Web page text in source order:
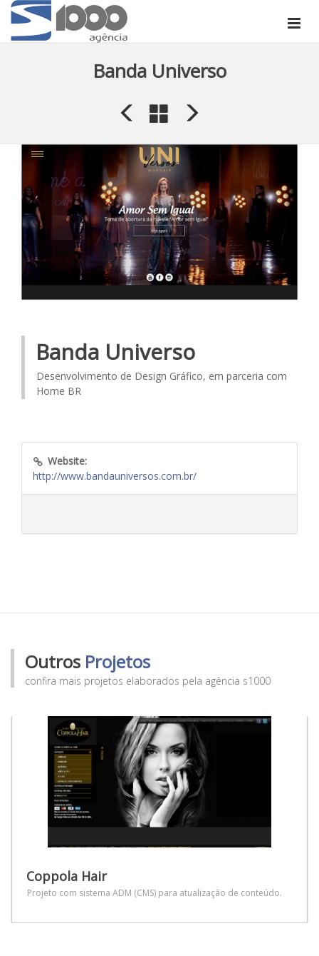
Banda Universo
Banda Universo
Desenvolvimento de Design Gráfico, em parceria com
Home BR
Website:
http://www.bandauniversos.com.br/
Outros Projetos
confira mais projetos elaborados pela agência s1000
Coppola Hair
Projeto com sistema ADM (CMS) para atualização de conteúdo.